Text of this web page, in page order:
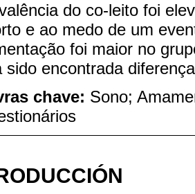
do co-leito foi
e ao medo de um
foi maior no
sido encontrada
chave: Sono;